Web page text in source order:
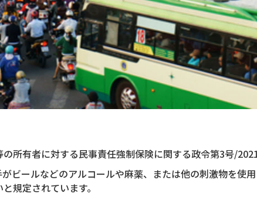
所有者に対する民事責任強制保険に関する政令第3号/
ビールなどのアルコールや麻薬、または他の刺激物を使
規定されています。